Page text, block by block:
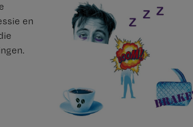
en